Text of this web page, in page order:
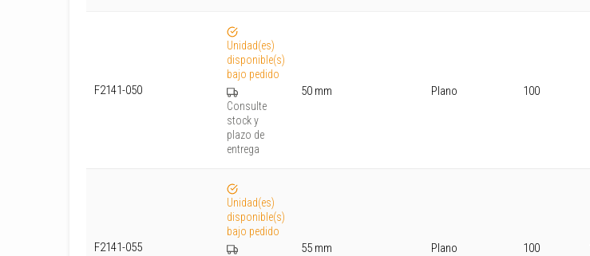
F2141-050
Unidad(es)
disponible(s)
bajo pedido
Consulte
stock y
plazo de
entrega
50 mm Plano 100
F2141-055
Unidad(es)
disponible(s)
bajo pedido
55 mm Plano 100